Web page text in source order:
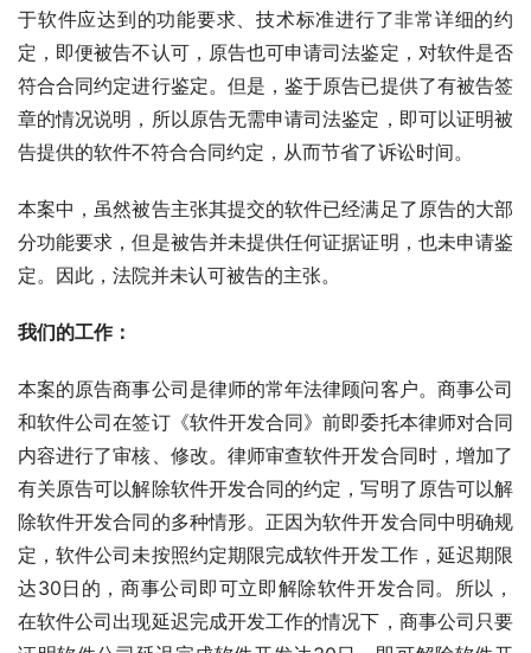
于软件应达到的功能要求、技术标准进行了非常详细的约
定，即便被告不认可，原告也可申请司法鉴定，对软件是否
符合合同约定进行鉴定。但是，鉴于原告已提供了有被告签
章的情况说明，所以原告无需申请司法鉴定，即可以证明被
告提供的软件不符合合同约定，从而节省了诉讼时间。
本案中，虽然被告主张其提交的软件已经满足了原告的大部
分功能要求，但是被告并未提供任何证据证明，也未申请鉴
定。因此，法院并未认可被告的主张。
我们的工作：
本案的原告商事公司是律师的常年法律顾问客户。商事公司
和软件公司在签订《软件开发合同》前即委托本律师对合同
内容进行了审核、修改。律师审查软件开发合同时，增加了
有关原告可以解除软件开发合同的约定，写明了原告可以解
除软件开发合同的多种情形。正因为软件开发合同中明确规
定，软件公司未按照约定期限完成软件开发工作，延迟期限
达30日的，商事公司即可立即解除软件开发合同。所以，
在软件公司出现延迟完成开发工作的情况下，商事公司只要